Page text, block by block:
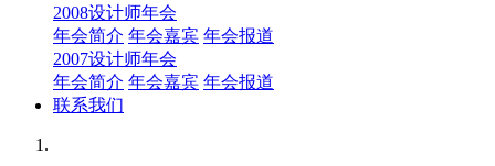
2008设计师年会
年会简介 年会嘉宾 年会报道
2007设计师年会
年会简介 年会嘉宾 年会报道
联系我们